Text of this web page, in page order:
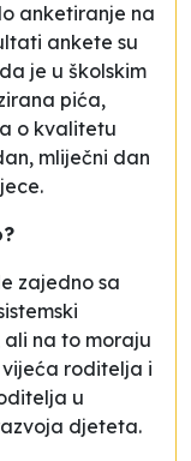
anketiranje na
ankete su
je u školskim
pića,
o kvalitetu
mliječni dan
zajedno sa
na to moraju
roditelja i
u
djeteta.